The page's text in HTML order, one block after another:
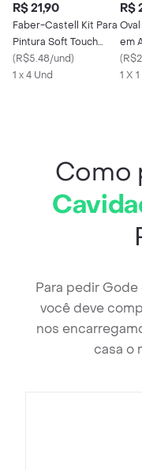
R$ 21,90
Faber-Castell Kit Para
Pintura Soft Touch
Cores Pastéis
(R$5.48/und)
1 x 4 Und
R$
em
(
1 X
Como
Para pedir Gode
você deve
nos
casa o